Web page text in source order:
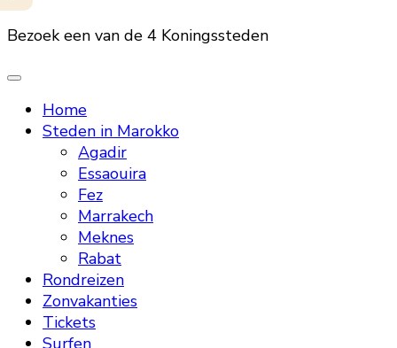
Bezoek een van de 4 Koningssteden
Home
Steden in Marokko
Agadir
Essaouira
Fez
Marrakech
Meknes
Rabat
Rondreizen
Zonvakanties
Tickets
Surfen